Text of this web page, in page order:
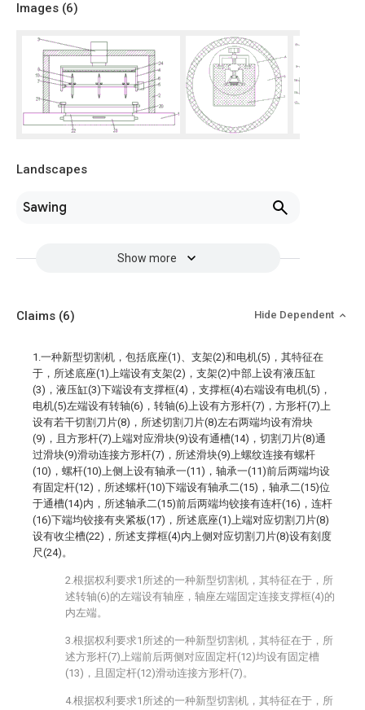
Images (6)
Landscapes
Sawing
Show more
Claims (6) Hide Dependent
1.一种新型切割机，包括底座(1)、支架(2)和电机(5)，其特征在
于，所述底座(1)上端设有支架(2)，支架(2)中部上设有液压缸
(3)，液压缸(3)下端设有支撑框(4)，支撑框(4)右端设有电机(5)，
电机(5)左端设有转轴(6)，转轴(6)上设有方形杆(7)，方形杆(7)上
设有若干切割刀片(8)，所述切割刀片(8)左右两端均设有滑块
(9)，且方形杆(7)上端对应滑块(9)设有通槽(14)，切割刀片(8)通
过滑块(9)滑动连接方形杆(7)，所述滑块(9)上螺纹连接有螺杆
(10)，螺杆(10)上侧上设有轴承一(11)，轴承一(11)前后两端均设
有固定杆(12)，所述螺杆(10)下端设有轴承二(15)，轴承二(15)位
于通槽(14)内，所述轴承二(15)前后两端均铰接有连杆(16)，连杆
(16)下端均铰接有夹紧板(17)，所述底座(1)上端对应切割刀片(8)
设有收尘槽(22)，所述支撑框(4)内上侧对应切割刀片(8)设有刻度
尺(24)。
2.根据权利要求1所述的一种新型切割机，其特征在于，所
述转轴(6)的左端设有轴座，轴座左端固定连接支撑框(4)的
内左端。
3.根据权利要求1所述的一种新型切割机，其特征在于，所
述方形杆(7)上端前后两侧对应固定杆(12)均设有固定槽
(13)，且固定杆(12)滑动连接方形杆(7)。
4.根据权利要求1所述的一种新型切割机，其特征在于，所